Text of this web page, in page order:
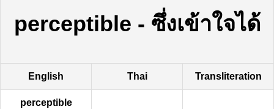
perceptible - ซึ่งเข้าใจได้
English Thai Transliteration
perceptible